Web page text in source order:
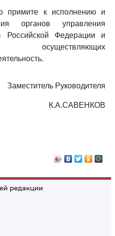
редакции
примите к исполнению и
органов управления
Российской Федерации и
Заместитель Руководителя
К.А.САВЕНКОВ